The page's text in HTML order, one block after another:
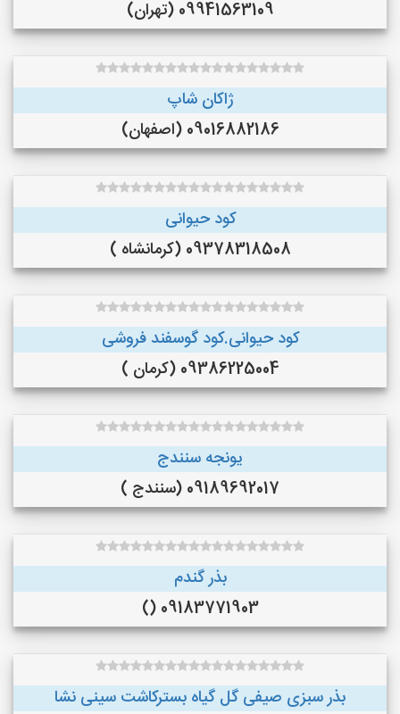
09941563109 (تهران)
ژاکان شاپ
09016882186 (اصفهان)
کود حیوانی
09378318508 (کرمانشاه )
کود حیوانی.کود گوسفند فروشی
09386225004 (کرمان )
یونجه سنندج
09189692017 (سنندج )
بذر گندم
09183771903 ()
بذر سبزی صیفی گل گیاه بسترکاشت سینی نشا